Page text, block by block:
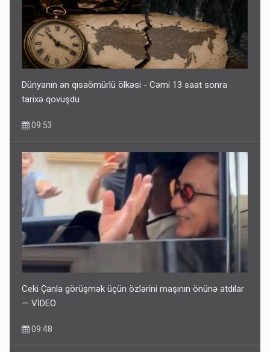
Dünyanın ən qısaömürlü ölkəsi - Cəmi 13 saat sonra
tarixə qovuşdu
09:53
Ceki Çanla görüşmək üçün özlərini maşının önünə atdılar
— VİDEO
09:48